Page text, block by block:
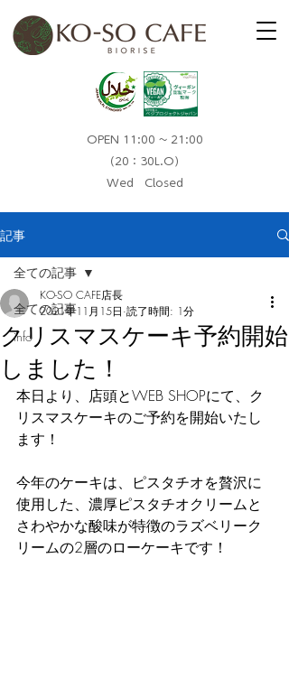
OPEN 11:00 ~ 21:00
（20：30L.O）​
Wed Closed
記事
全ての記事
info
全ての記事
クリスマスケーキ予約開始
しました！
KO-SO CAFE店長
2021年11月15日 読了時間: 1分
本日より、店頭とWEB SHOPにて、ク
リスマスケーキのご予約を開始いたし
ます！
今年のケーキは、ピスタチオを贅沢に
使用した、濃厚ピスタチオクリームと
さわやかな酸味が特徴のラズベリーク
リームの2層のローケーキです！